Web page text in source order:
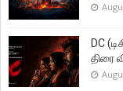
DC
திரை